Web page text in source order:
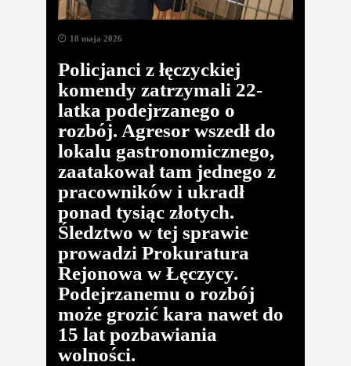
18 maja 2026
Policjanci z łęczyckiej
komendy zatrzymali 22-
latka podejrzanego o
rozbój. Agresor wszedł do
lokalu gastronomicznego,
zaatakował tam jednego z
pracowników i ukradł
ponad tysiąc złotych.
Śledztwo w tej sprawie
prowadzi Prokuratura
Rejonowa w Łęczycy.
Podejrzanemu o rozbój
może grozić kara nawet do
15 lat pozbawiania
wolności.